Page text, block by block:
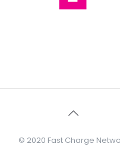
© 2020 Fast Charge